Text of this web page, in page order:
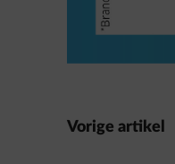
Vorige artikel